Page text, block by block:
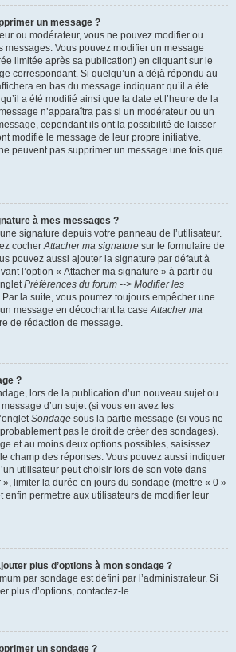
un message ?
ou modérateur, vous ne pouvez modifier ou
messages. Vous pouvez modifier un message
limitée après sa publication) en cliquant sur le
correspondant. Si quelqu’un a déjà répondu au
en bas du message indiquant qu’il a été
a été modifié ainsi que la date et l’heure de la
n’apparaîtra pas si un modérateur ou un
cependant ils ont la possibilité de laisser
modifié le message de leur propre initiative.
peuvent pas supprimer un message une fois que
à mes messages ?
signature depuis votre panneau de l’utilisateur.
cocherAttacher ma signature sur le formulaire de
pouvez aussi ajouter la signature par défaut à
l’option « Attacher ma signature » à partir du
Préférences du forum --> Modifier les
Par la suite, vous pourrez toujours empêcher une
message en décochant la caseAttacher ma
de rédaction de message.
?
lors de la publication d’un nouveau sujet ou
d’un sujet (si vous en avez les
Sondage sous la partie message (si vous ne
pas le droit de créer des sondages).
et au moins deux options possibles, saisissez
champ des réponses. Vous pouvez aussi indiquer
utilisateur peut choisir lors de son vote dans
», limiter la durée en jours du sondage (mettre « 0 »
enfin permettre aux utilisateurs de modifier leur
plus d’options à mon sondage ?
par sondage est défini par l’administrateur. Si
plus d’options, contactez-le.
un sondage ?